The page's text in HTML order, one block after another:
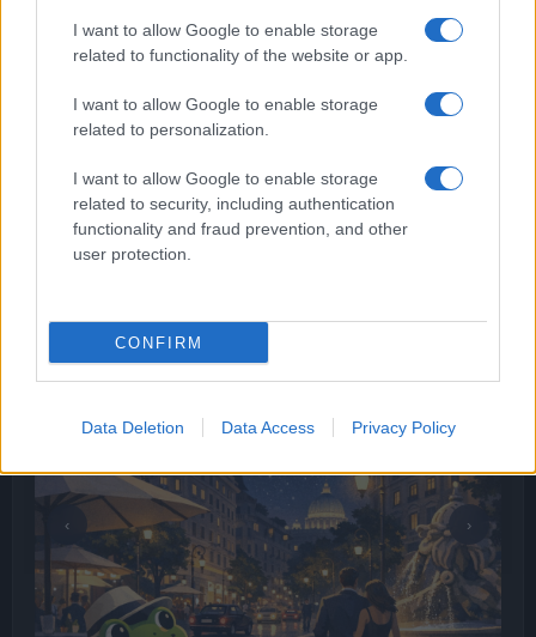
I want to allow Google to enable storage
related to functionality of the website or app.
I want to allow Google to enable storage
related to personalization.
I want to allow Google to enable storage
related to security, including authentication
functionality and fraud prevention, and other
user protection.
CONFIRM
Data Deletion Data Access Privacy Policy
LE PREVISIONI
Storie meteo ultime 24h
‹ ›